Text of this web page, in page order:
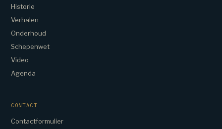
Historie
Verhalen
Onderhoud
Schepenwet
Video
Agenda
CONTACT
Contactformulier